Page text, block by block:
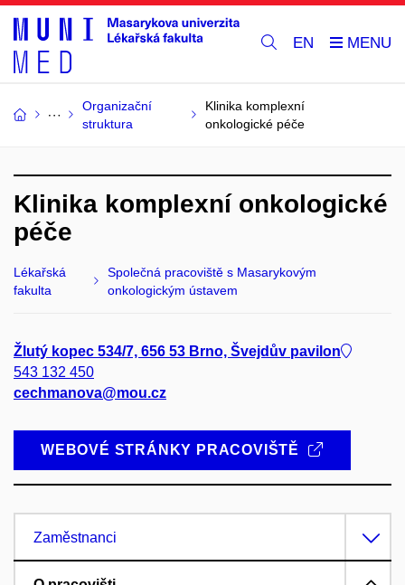
EN
Organizační
struktura
Klinika komplexní
onkologické péče
Klinika komplexní onkologické
péče
Lékařská
fakulta
Společná pracoviště s Masarykovým
onkologickým ústavem
Žlutý kopec 534/7, 656 53 Brno, Švejdův pavilon
543 132 450
cechmanova@mou.cz
WEBOVÉ STRÁNKY PRACOVIŠTĚ
Zaměstnanci